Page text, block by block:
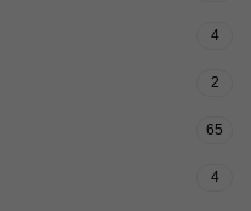
4
2
65
4